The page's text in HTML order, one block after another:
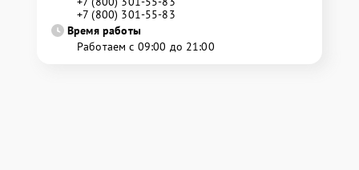
+7 (800) 301-55-83
Время работы
Работаем с 09:00 до 21:00